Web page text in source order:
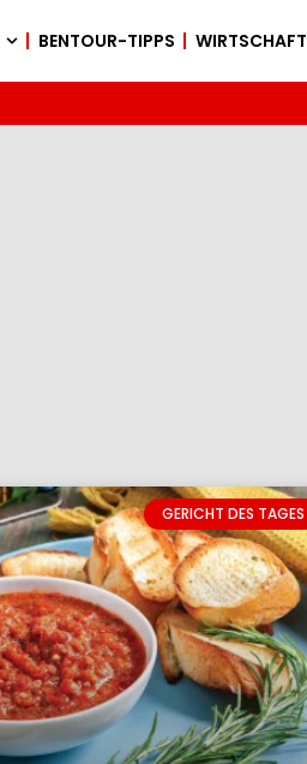
BENTOUR-TIPPS WIRTSCHAFT
GERICHT DES TAGES